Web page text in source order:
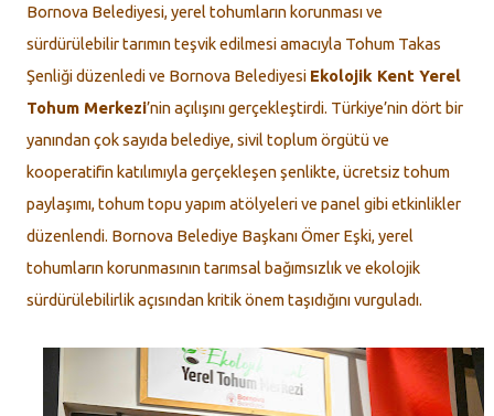
Bornova Belediyesi, yerel tohumların korunması ve
sürdürülebilir tarımın teşvik edilmesi amacıyla Tohum Takas
Şenliği düzenledi ve Bornova Belediyesi Ekolojik Kent Yerel
Tohum Merkezi’nin açılışını gerçekleştirdi. Türkiye’nin dört bir
yanından çok sayıda belediye, sivil toplum örgütü ve
kooperatifin katılımıyla gerçekleşen şenlikte, ücretsiz tohum
paylaşımı, tohum topu yapım atölyeleri ve panel gibi etkinlikler
düzenlendi. Bornova Belediye Başkanı Ömer Eşki, yerel
tohumların korunmasının tarımsal bağımsızlık ve ekolojik
sürdürülebilirlik açısından kritik önem taşıdığını vurguladı.